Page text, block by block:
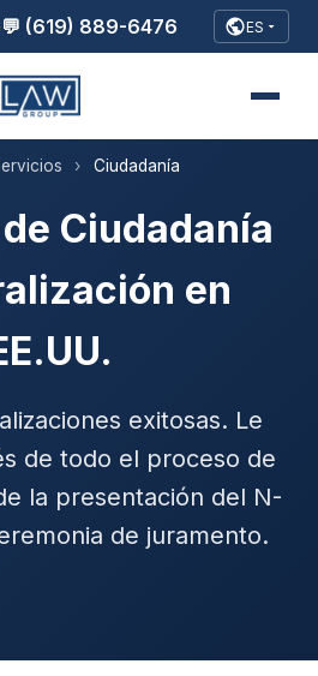
💬 (619) 889-6476 ES
› Ciudadanía
Ciudadanía
en
exitosas. Le
de todo el proceso de
la presentación del N-
de juramento.